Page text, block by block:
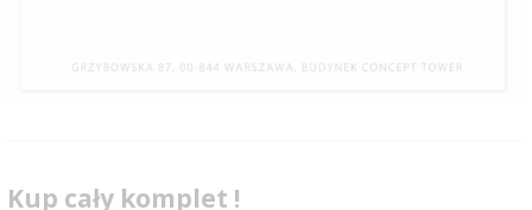
Kup cały komplet !